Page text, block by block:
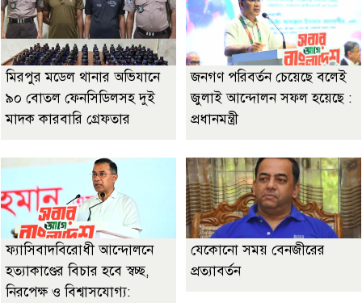
মিরপুর মডেল থানার অভিযানে
৯০ বোতল ফেনসিডিলসহ দুই
মাদক কারবারি গ্রেফতার
জনগণ পরিবর্তন চেয়েছে বলেই
জুলাই আন্দোলন সফল হয়েছে :
প্রধানমন্ত্রী
ফ্যাসিবাদবিরোধী আন্দোলনে
হত্যাকাণ্ডের বিচার হবে স্বচ্ছ,
নিরপেক্ষ ও বিশ্বাসযোগ্য:
যেকোনো সময় বেনজীরের
প্রত্যাবর্তন